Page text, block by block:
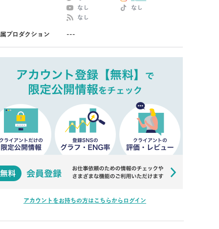
なし
なし
なし
プロダクション ---
アカウントをお持ちの方はこちらからログイン